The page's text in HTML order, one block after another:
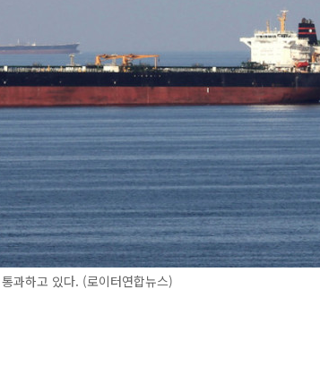
과하고 있다. (로이터연합뉴스)